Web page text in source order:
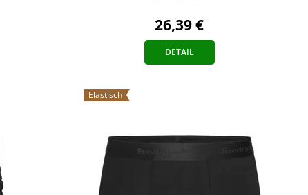
26,39 €
DETAIL
Elastisch